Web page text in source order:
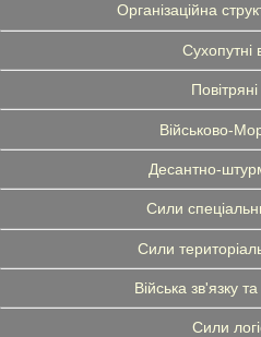
Організаційна
Сухопутні
Військово-
Десантно-
Сили
Сили
Війська зв'язку
Сили